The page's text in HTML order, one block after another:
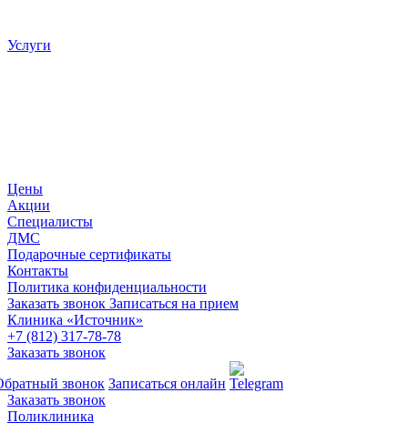
Услуги
Цены
Акции
Специалисты
ДМС
Подарочные сертификаты
Контакты
Политика конфиденциальности
Заказать звонок Записаться на прием
Клиника «Источник»
+7 (812) 317-78-78
Заказать звонок
звонок Записаться онлайн
Заказать звонок
Поликлиника